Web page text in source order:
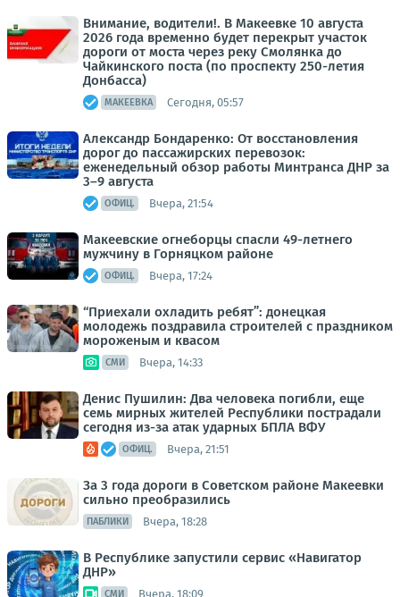
Внимание, водители!. В Макеевке 10 августа
2026 года временно будет перекрыт участок
дороги от моста через реку Смолянка до
Чайкинского поста (по проспекту 250-летия
Донбасса)
МАКЕЕВКА Сегодня, 05:57
Александр Бондаренко: От восстановления
дорог до пассажирских перевозок:
еженедельный обзор работы Минтранса ДНР за
3–9 августа
ОФИЦ. Вчера, 21:54
Макеевские огнеборцы спасли 49-летнего
мужчину в Горняцком районе
ОФИЦ. Вчера, 17:24
“Приехали охладить ребят”: донецкая
молодежь поздравила строителей с праздником
мороженым и квасом
СМИ Вчера, 14:33
Денис Пушилин: Два человека погибли, еще
семь мирных жителей Республики пострадали
сегодня из-за атак ударных БПЛА ВФУ
ОФИЦ. Вчера, 21:51
За 3 года дороги в Советском районе Макеевки
сильно преобразились
ПАБЛИКИ Вчера, 18:28
В Республике запустили сервис «Навигатор
ДНР»
СМИ Вчера, 18:09